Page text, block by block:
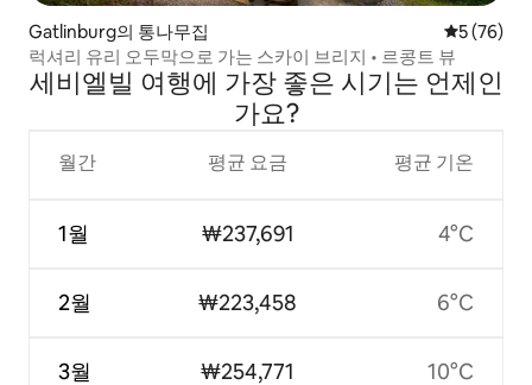
Gatlinburg의 통나무집 평점 5점(5
5 (76)
럭셔리 유리 오두막으로 가는 스카이 브리지 • 르콩트 뷰
세비엘빌 여행에 가장 좋은 시기는 언제인
가요?
월간
1월
2월
3월
평균 요금
₩237,691
₩223,458
₩254,771
평균 기온
4°C
6°C
10°C